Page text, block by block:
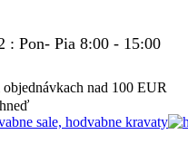
: Pon- Pia 8:00 - 15:00
nad 100 EUR